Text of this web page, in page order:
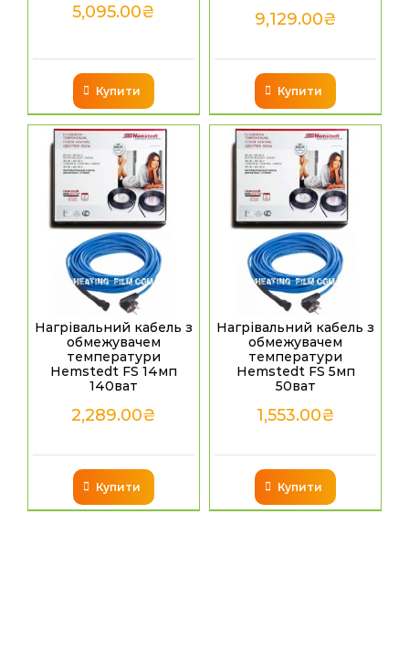
5,095.00₴
Купити
9,129.00₴
Купити
Нагрівальний кабель з
обмежувачем
температури
Hemstedt FS 14мп
140ват
2,289.00₴
Купити
Нагрівальний кабель з
обмежувачем
температури
Hemstedt FS 5мп
50ват
1,553.00₴
Купити